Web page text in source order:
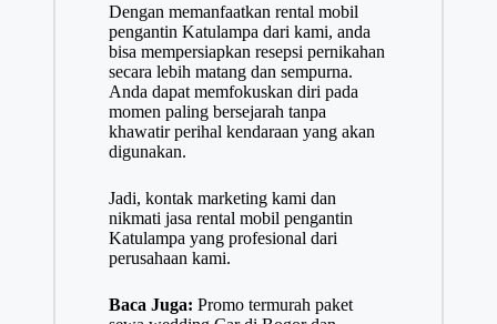
Dengan memanfaatkan rental mobil
pengantin Katulampa dari kami, anda
bisa mempersiapkan resepsi pernikahan
secara lebih matang dan sempurna.
Anda dapat memfokuskan diri pada
momen paling bersejarah tanpa
khawatir perihal kendaraan yang akan
digunakan.
Jadi, kontak marketing kami dan
nikmati jasa rental mobil pengantin
Katulampa yang profesional dari
perusahaan kami.
Baca Juga: Promo termurah paket